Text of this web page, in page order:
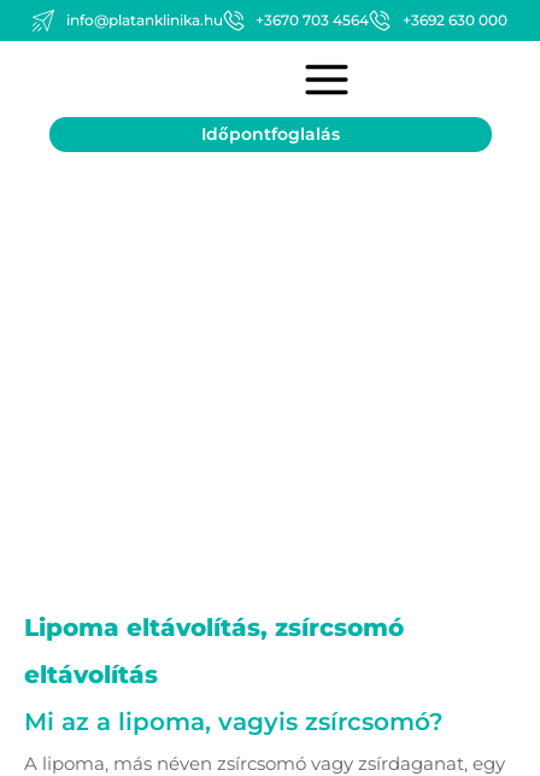
info@platanklinika.hu +3670 703 4564 +3692 630 000
Időpontfoglalás
Lipoma eltávolítás, zsírcsomó
eltávolítás
Mi az a lipoma, vagyis zsírcsomó?
A lipoma, más néven zsírcsomó vagy zsírdaganat, egy